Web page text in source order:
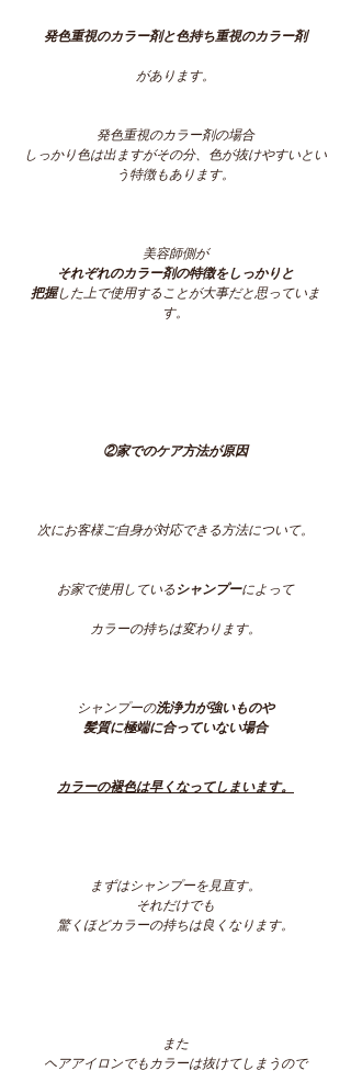
発色重視のカラー剤と色持ち重視のカラー剤
があります。
発色重視のカラー剤の場合
しっかり色は出ますがその分、色が抜けやすいとい
う特徴もあります。
美容師側が
それぞれのカラー剤の特徴をしっかりと
把握した上で使用することが大事だと思っていま
す。
②家でのケア方法が原因
次にお客様ご自身が対応できる方法について。
お家で使用している シャンプーによって
カラーの持ちは変わります。
シャンプーの洗浄力が強いものや
髪質に極端に合っていない場合
カラーの褪色は早くなってしまいます。
まずはシャンプーを見直す。
それだけでも
驚くほどカラーの持ちは良くなります。
また
ヘアアイロンでもカラーは抜けてしまうので